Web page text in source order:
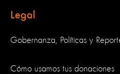
Legal
Gobernanza, Políticas y
Cómo usamos tus donaciones